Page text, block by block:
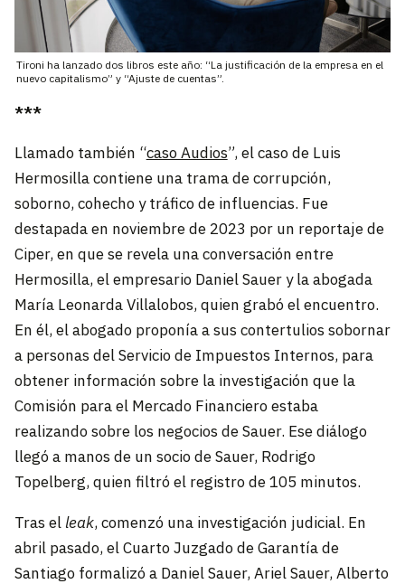
Tironi ha lanzado dos libros este año: “La justificación de la empresa en el
nuevo capitalismo” y “Ajuste de cuentas”.
***
Llamado también “caso Audios”, el caso de Luis
Hermosilla contiene una trama de corrupción,
soborno, cohecho y tráfico de influencias. Fue
destapada en noviembre de 2023 por un reportaje de
Ciper, en que se revela una conversación entre
Hermosilla, el empresario Daniel Sauer y la abogada
María Leonarda Villalobos, quien grabó el encuentro.
En él, el abogado proponía a sus contertulios sobornar
a personas del Servicio de Impuestos Internos, para
obtener información sobre la investigación que la
Comisión para el Mercado Financiero estaba
realizando sobre los negocios de Sauer. Ese diálogo
llegó a manos de un socio de Sauer, Rodrigo
Topelberg, quien filtró el registro de 105 minutos.
Tras el leak, comenzó una investigación judicial. En
abril pasado, el Cuarto Juzgado de Garantía de
Santiago formalizó a Daniel Sauer, Ariel Sauer, Alberto